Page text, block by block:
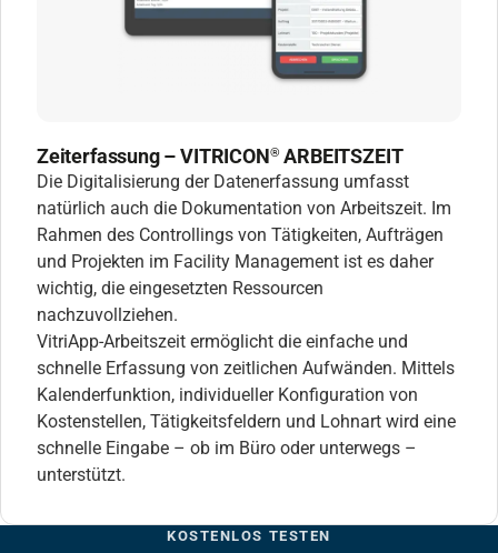
Zeiterfassung – VITRICON® ARBEITSZEIT
Die Digitalisierung der Datenerfassung umfasst
natürlich auch die Dokumentation von Arbeitszeit. Im
Rahmen des Controllings von Tätigkeiten, Aufträgen
und Projekten im Facility Management ist es daher
wichtig, die eingesetzten Ressourcen
nachzuvollziehen.
VitriApp-Arbeitszeit ermöglicht die einfache und
schnelle Erfassung von zeitlichen Aufwänden. Mittels
Kalenderfunktion, individueller Konfiguration von
Kostenstellen, Tätigkeitsfeldern und Lohnart wird eine
schnelle Eingabe – ob im Büro oder unterwegs –
unterstützt.
KOSTENLOS TESTEN